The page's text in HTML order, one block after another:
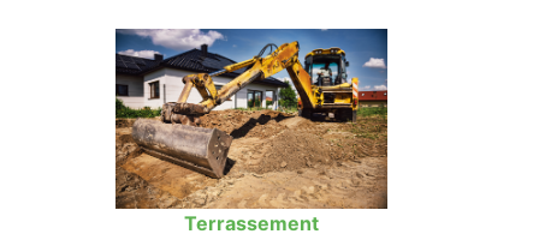
Terrassement